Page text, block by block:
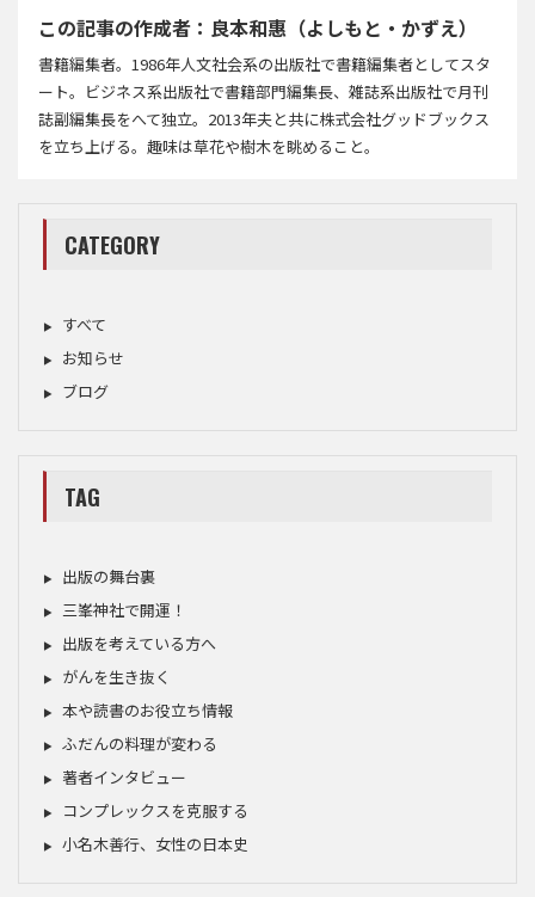
この記事の作成者：良本和惠（よしもと・かずえ）
書籍編集者。1986年人文社会系の出版社で書籍編集者としてスタ
ート。ビジネス系出版社で書籍部門編集長、雑誌系出版社で月刊
誌副編集長をへて独立。2013年夫と共に株式会社グッドブックス
を立ち上げる。趣味は草花や樹木を眺めること。
CATEGORY
すべて
お知らせ
ブログ
TAG
出版の舞台裏
三峯神社で開運！
出版を考えている方へ
がんを生き抜く
本や読書のお役立ち情報
ふだんの料理が変わる
著者インタビュー
コンプレックスを克服する
小名木善行、女性の日本史